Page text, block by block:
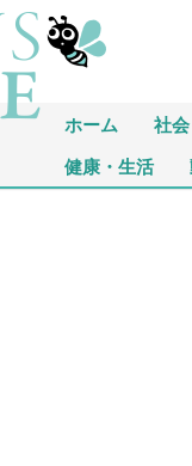
ホーム 社会
健康・生活